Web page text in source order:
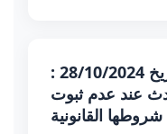
قرار تعقيبي عدد 73659 بتاريخ 28/10/2024 :
عند عدم ثبوت
شروطها القانونية